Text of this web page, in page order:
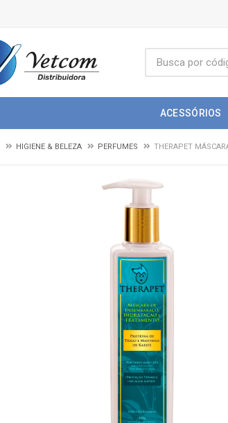
ACESSÓRIOS
HIGIENE & BELEZA PERFUMES THERAPET